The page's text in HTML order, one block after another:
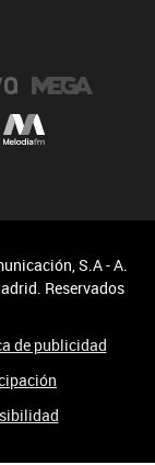
S.A - A.
Reservados
de publicidad